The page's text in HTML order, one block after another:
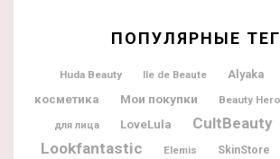
ПОПУЛЯРНЫЕ
Huda Beauty Ile de Beaute Alyaka
косметика
Мои покупки Beauty
для лица LoveLula CultBeauty
Lookfantastic Elemis SkinStore